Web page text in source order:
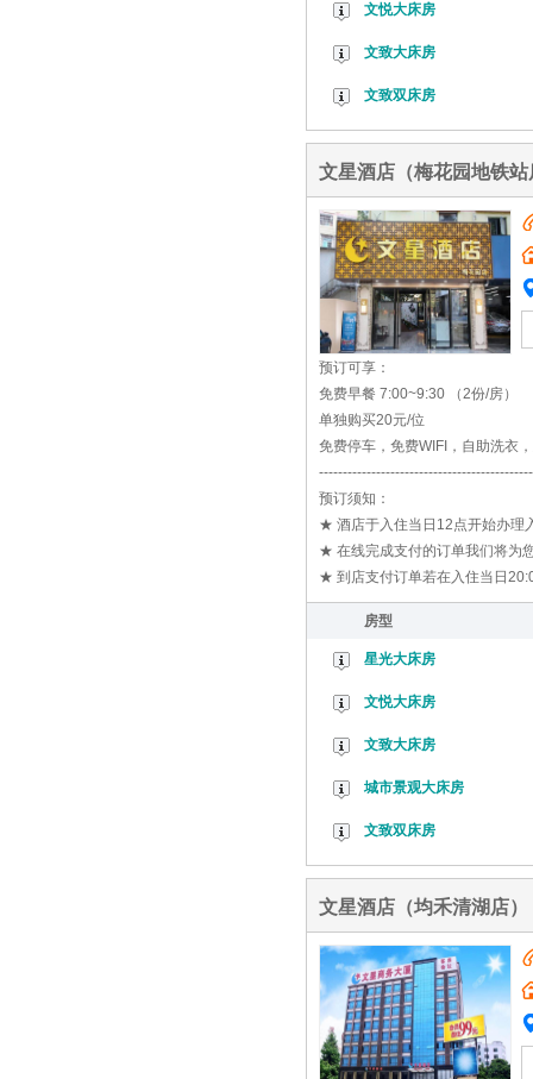
文悦大床房
文致大床房
文致双床房
文星酒店（梅花园地铁站
预订可享：
免费早餐 7:00~9:30 （2份/房）
单独购买20元/位
免费停车，免费WIFI，自助洗衣
预订须知：
★ 酒店于入住当日12点开始办理
★ 在线完成支付的订单我们将为
★ 到店支付订单若在入住当日
房型
星光大床房
文悦大床房
文致大床房
城市景观大床房
文致双床房
文星酒店（均禾清湖店）